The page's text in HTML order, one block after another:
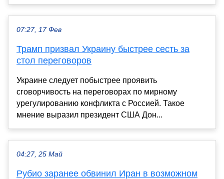
07:27, 17 Фев
Трамп призвал Украину быстрее сесть за
стол переговоров
Украине следует побыстрее проявить
сговорчивость на переговорах по мирному
урегулированию конфликта с Россией. Такое
мнение выразил президент США Дон...
04:27, 25 Май
Рубио заранее обвинил Иран в возможном